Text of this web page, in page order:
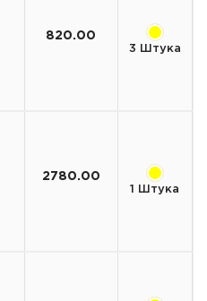
820.00
3 Штука
2780.00
1 Штука